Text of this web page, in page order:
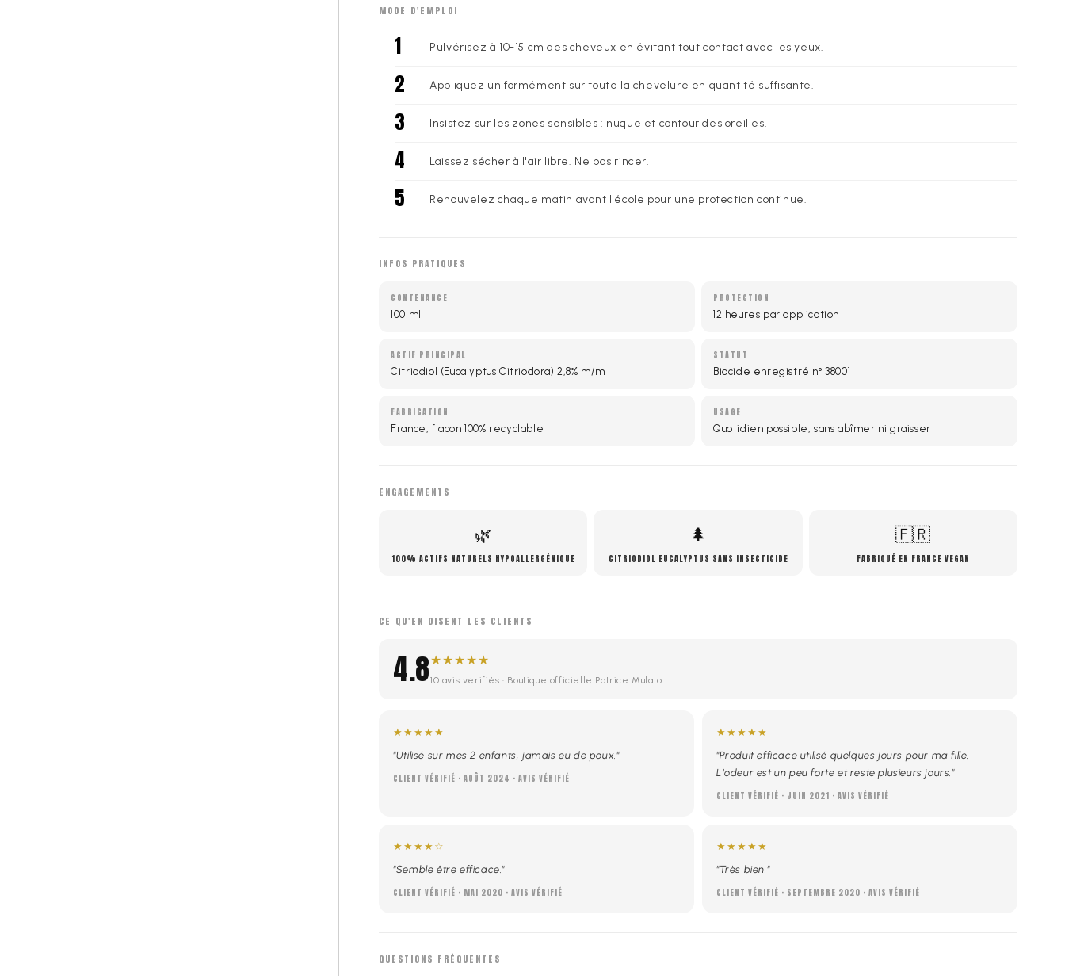
MODE D'EMPLOI
Pulvérisez à 10-15 cm des cheveux en évitant tout contact avec les yeux.
Appliquez uniformément sur toute la chevelure en quantité suffisante.
Insistez sur les zones sensibles : nuque et contour des oreilles.
Laissez sécher à l'air libre. Ne pas rincer.
Renouvelez chaque matin avant l'école pour une protection continue.
INFOS PRATIQUES
CONTENANCE
100 ml
PROTECTION
12 heures par application
ACTIF PRINCIPAL
Citriodiol (Eucalyptus Citriodora) 2,8% m/m
STATUT
Biocide enregistré n° 38001
FABRICATION
France, flacon 100% recyclable
USAGE
Quotidien possible, sans abîmer ni graisser
ENGAGEMENTS
🌿
100% ACTIFS NATURELS HYPOALLERGÉNIQUE
🌲
CITRIODIOL EUCALYPTUS SANS INSECTICIDE
🇫🇷
FABRIQUÉ EN FRANCE VEGAN
CE QU'EN DISENT LES CLIENTS
4.8★★★★★
10 avis vérifiés · Boutique officielle Patrice Mulato
★★★★★
"Utilisé sur mes 2 enfants, jamais eu de poux."
CLIENT VÉRIFIÉ · AOÛT 2024 · AVIS VÉRIFIÉ
★★★★★
"Produit efficace utilisé quelques jours pour ma fille.
L'odeur est un peu forte et reste plusieurs jours."
CLIENT VÉRIFIÉ · JUIN 2021 · AVIS VÉRIFIÉ
★★★★☆
"Semble être efficace."
CLIENT VÉRIFIÉ · MAI 2020 · AVIS VÉRIFIÉ
★★★★★
"Très bien."
CLIENT VÉRIFIÉ · SEPTEMBRE 2020 · AVIS VÉRIFIÉ
QUESTIONS FRÉQUENTES